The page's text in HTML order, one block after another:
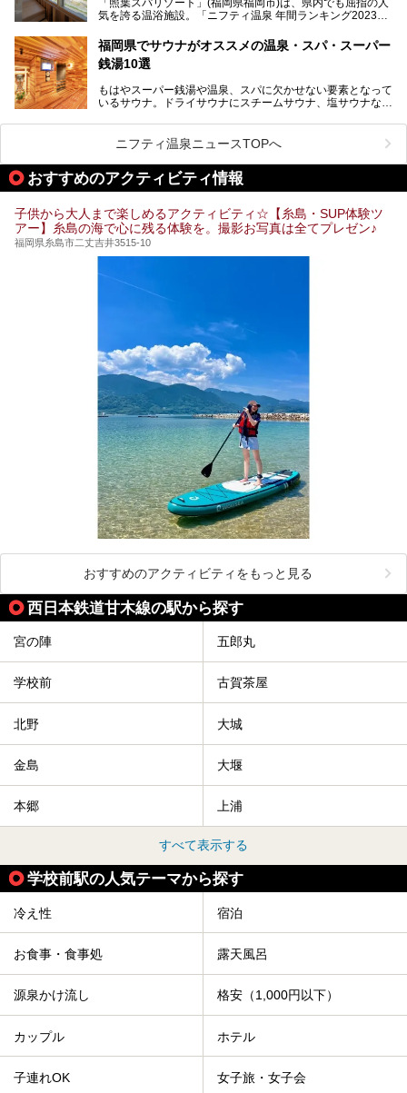
ーム・併設するレストランを体験し、それらの全貌を徹底紹
介します！
気を誇る温浴施設。「ニフティ温泉 年間ランキング2023」
常連客で賑わっています。
そこで今回は、ニフティ温泉ライターである筆者が現地体
ューズメント・宿泊施設・グルメ・その他施設まで、多彩な
る全貌と魅力を徹底紹介します！
福岡県でサウナがオススメの温泉・スパ・スーパー
銭湯10選
もはやスーパー銭湯や温泉、スパに欠かせない要素となって
いるサウナ。ドライサウナにスチームサウナ、塩サウナな
ペース、ロウリュウなど、心ゆくまで楽しむためのサービス
が充実した施設も多くみられます。
今回はそんなサウナにこだわった、福岡県内のオススメ温
泉・銭湯・スパを10件紹介したいと思います！
ニフティ温泉ニュースTOPへ
おすすめのアクティビティ情報
子供から大人まで楽しめるアクティビティ☆【糸島・SUP体験ツ
アー】糸島の海で心に残る体験を。撮影お写真は全てプレゼン♪
福岡県糸島市二丈吉井3515-10
おすすめのアクティビティをもっと見る
西日本鉄道甘木線の駅から探す
宮の陣 五郎丸
学校前 古賀茶屋
北野 大城
金島 大堰
本郷 上浦
すべて表示する
学校前駅の人気テーマから探す
冷え性 宿泊
お食事・食事処 露天風呂
源泉かけ流し 格安（1,000円以下）
カップル ホテル
子連れOK 女子旅・女子会